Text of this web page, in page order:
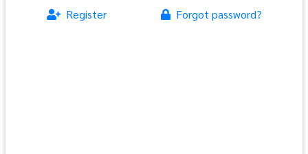
Register Forgot password?